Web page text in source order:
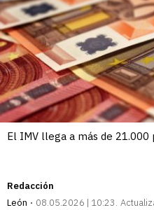
El IMV llega a más de 21.000
Redacción
León
08.05.2026 | 10:23